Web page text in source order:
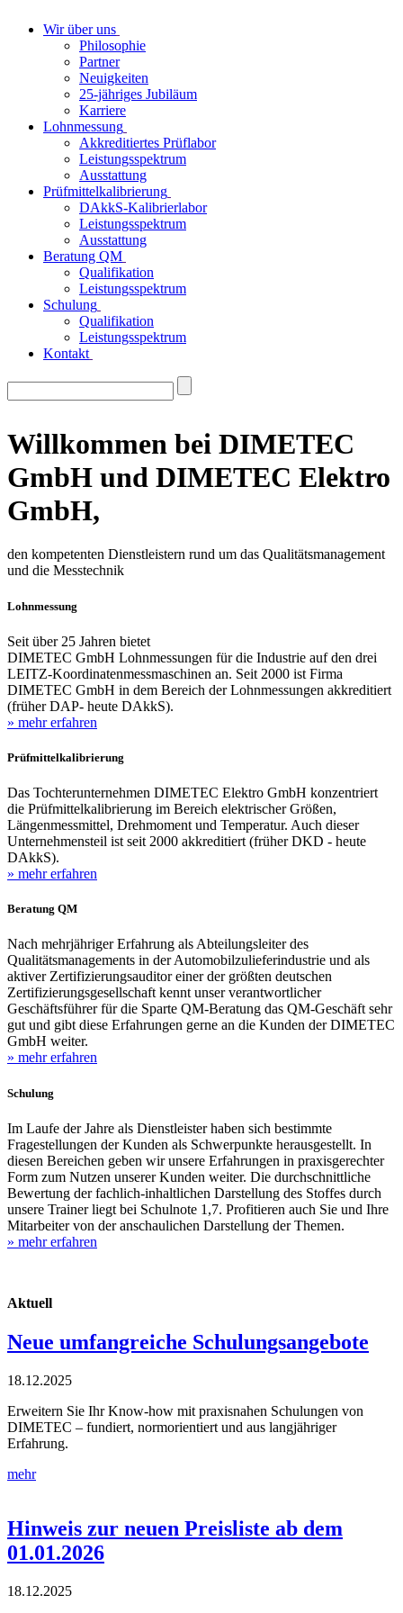
Wir über uns
Philosophie
Partner
Neuigkeiten
25-jähriges Jubiläum
Karriere
Lohnmessung
Akkreditiertes Prüflabor
Leistungsspektrum
Ausstattung
Prüfmittelkalibrierung
DAkkS-Kalibrierlabor
Leistungsspektrum
Ausstattung
Beratung QM
Qualifikation
Leistungsspektrum
Schulung
Qualifikation
Leistungsspektrum
Kontakt
Willkommen bei DIMETEC
GmbH und DIMETEC Elektro
GmbH,
den kompetenten Dienstleistern rund um das Qualitätsmanagement
und die Messtechnik
Lohnmessung
Seit über 25 Jahren bietet
DIMETEC GmbH Lohnmessungen für die Industrie auf den drei
LEITZ-Koordinatenmessmaschinen an. Seit 2000 ist Firma
DIMETEC GmbH in dem Bereich der Lohnmessungen akkreditiert
(früher DAP- heute DAkkS).
» mehr erfahren
Prüfmittelkalibrierung
Das Tochterunternehmen DIMETEC Elektro GmbH konzentriert
die Prüfmittelkalibrierung im Bereich elektrischer Größen,
Längenmessmittel, Drehmoment und Temperatur. Auch dieser
Unternehmensteil ist seit 2000 akkreditiert (früher DKD - heute
DAkkS).
» mehr erfahren
Beratung QM
Nach mehrjähriger Erfahrung als Abteilungsleiter des
Qualitätsmanagements in der Automobilzulieferindustrie und als
aktiver Zertifizierungsauditor einer der größten deutschen
Zertifizierungsgesellschaft kennt unser verantwortlicher
Geschäftsführer für die Sparte QM-Beratung das QM-Geschäft sehr
gut und gibt diese Erfahrungen gerne an die Kunden der DIMETEC
GmbH weiter.
» mehr erfahren
Schulung
Im Laufe der Jahre als Dienstleister haben sich bestimmte
Fragestellungen der Kunden als Schwerpunkte herausgestellt. In
diesen Bereichen geben wir unsere Erfahrungen in praxisgerechter
Form zum Nutzen unserer Kunden weiter. Die durchschnittliche
Bewertung der fachlich-inhaltlichen Darstellung des Stoffes durch
unsere Trainer liegt bei Schulnote 1,7. Profitieren auch Sie und Ihre
Mitarbeiter von der anschaulichen Darstellung der Themen.
» mehr erfahren
Aktuell
Neue umfangreiche Schulungsangebote
18.12.2025
Erweitern Sie Ihr Know-how mit praxisnahen Schulungen von
DIMETEC – fundiert, normorientiert und aus langjähriger
Erfahrung.
mehr
Hinweis zur neuen Preisliste ab dem
01.01.2026
18.12.2025